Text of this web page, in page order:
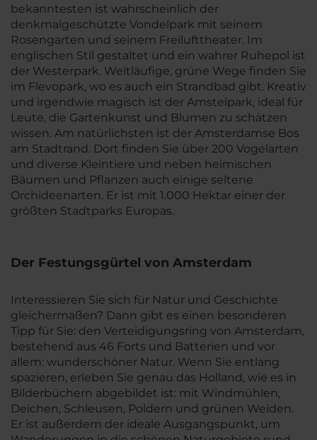
bekanntesten ist wahrscheinlich der
denkmalgeschützte Vondelpark mit seinem
Rosengarten und seinem Freilufttheater. Im
englischen Stil gestaltet und ein wahrer Ruhepol ist
der Westerpark. Weitläufige, grüne Wege finden Sie
im Flevopark, wo es auch ein Strandbad gibt. Kreativ
und irgendwie magisch ist der Amstelpark, ideal für
Leute, die Gartenkunst und Blumen zu schätzen
wissen. Am natürlichsten ist der Amsterdamse Bos
am Stadtrand. Dort finden Sie über 200 Vogelarten
und diverse Kleintiere und neben heimischen
Bäumen und Pflanzen auch einige seltene
Orchideenarten. Er ist mit 1.000 Hektar einer der
größten Stadtparks Europas.
Der Festungsgürtel von Amsterdam
Interessieren Sie sich für Natur und Geschichte
gleichermaßen? Dann gibt es einen besonderen
Tipp für Sie: den Verteidigungsring von Amsterdam,
bestehend aus 46 Forts und Batterien und vor
allem: wunderschöner Natur. Wenn Sie entlang
spazieren, erleben Sie genau das Holland, wie es in
Bilderbüchern abgebildet ist: mit Windmühlen,
Deichen, Schleusen, Poldern und grünen Weiden.
Er ist außerdem der ideale Ausgangspunkt, um